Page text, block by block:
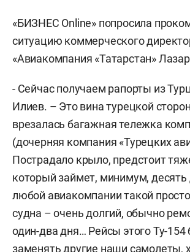
«БИЗНЕС Online» попросила
ситуацию коммерческого
«Авиакомпания «Татарстан»
- Сейчас получаем рапорты из
Илиев. – Это вина турецкой
врезалась багажная тележка
(дочерняя компания «Турецких
Пострадало крыло, предстоит
который займет, минимум,
любой авиакомпании такой
судна – очень долгий, обычно
один-два дня… Рейсы этого Ту-154
заменять другие наши самолеты,